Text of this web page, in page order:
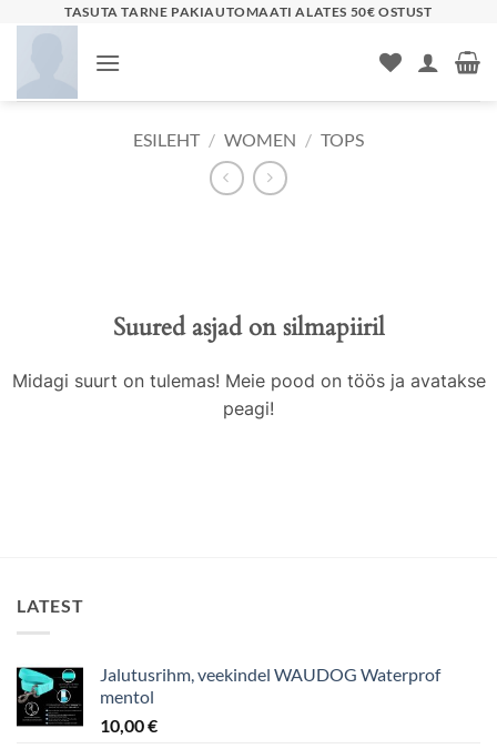
TASUTA TARNE PAKIAUTOMAATI ALATES 50€ OSTUST
ESILEHT / WOMEN / TOPS
Suured asjad on silmapiiril
Midagi suurt on tulemas! Meie pood on töös ja avatakse
peagi!
LATEST
Jalutusrihm, veekindel WAUDOG Waterprof
mentol
10,00€